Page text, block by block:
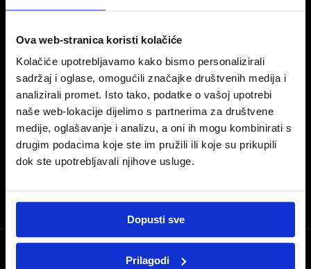
Ova web-stranica koristi kolačiće
Kolačiće upotrebljavamo kako bismo personalizirali
sadržaj i oglase, omogućili značajke društvenih medija i
analizirali promet. Isto tako, podatke o vašoj upotrebi
naše web-lokacije dijelimo s partnerima za društvene
medije, oglašavanje i analizu, a oni ih mogu kombinirati s
drugim podacima koje ste im pružili ili koje su prikupili
dok ste upotrebljavali njihove usluge.
Dopusti sve
Prilagodi
PEUGEOT DRIVE MODES
Vaš Peugeot ima sve što je potrebno kako bi išao
0